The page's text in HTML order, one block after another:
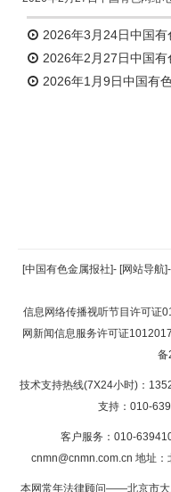
2026年3月24日中国有
2026年2月27日中国有
2026年1月9日中国有
[中国有色金属报社]- [网站导航]-
信息网络传播视听节目许可证
网新闻信息服务许可证
备
技术支持热线(7X24小时)：
支持：010-
客户服务：010-
cnmn@cnmn.com.cn 地址：
本网常年法律顾问——北京市大